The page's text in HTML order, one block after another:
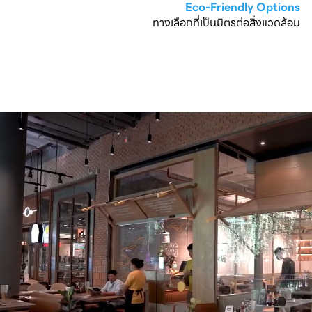
Eco-Friendly Options
ทางเลือกที่เป็นมิตรต่อสิ่งแวดล้อม